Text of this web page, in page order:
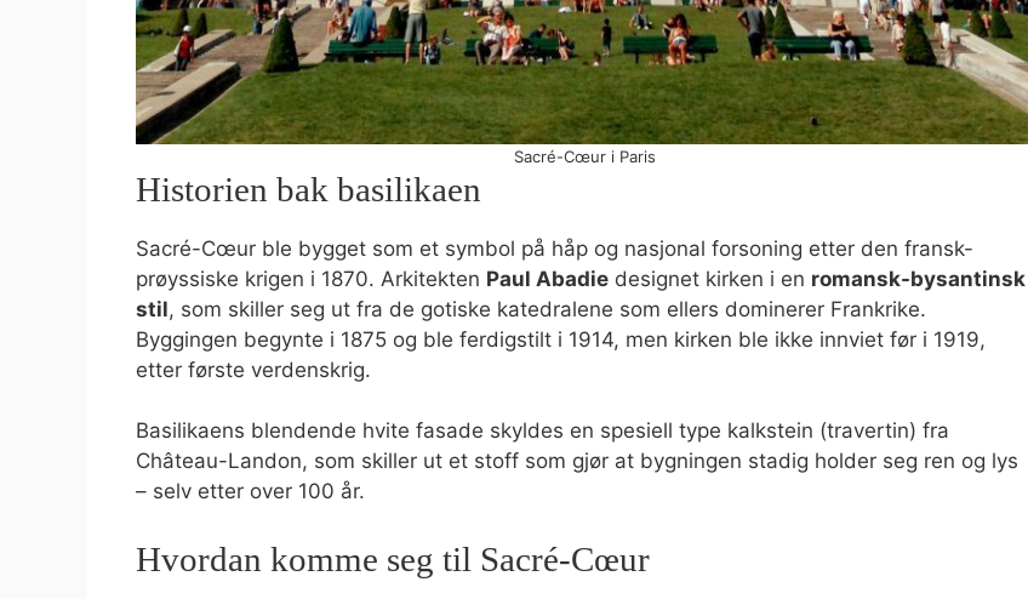
Sacré-Cœur i Paris
Historien bak basilikaen
Sacré-Cœur ble bygget som et symbol på håp og nasjonal forsoning etter den fransk-
prøyssiske krigen i 1870. Arkitekten Paul Abadie designet kirken i en romansk-bysantinsk
stil, som skiller seg ut fra de gotiske katedralene som ellers dominerer Frankrike.
Byggingen begynte i 1875 og ble ferdigstilt i 1914, men kirken ble ikke innviet før i 1919,
etter første verdenskrig.
Basilikaens blendende hvite fasade skyldes en spesiell type kalkstein (travertin) fra
Château-Landon, som skiller ut et stoff som gjør at bygningen stadig holder seg ren og lys
– selv etter over 100 år.
Hvordan komme seg til Sacré-Cœur